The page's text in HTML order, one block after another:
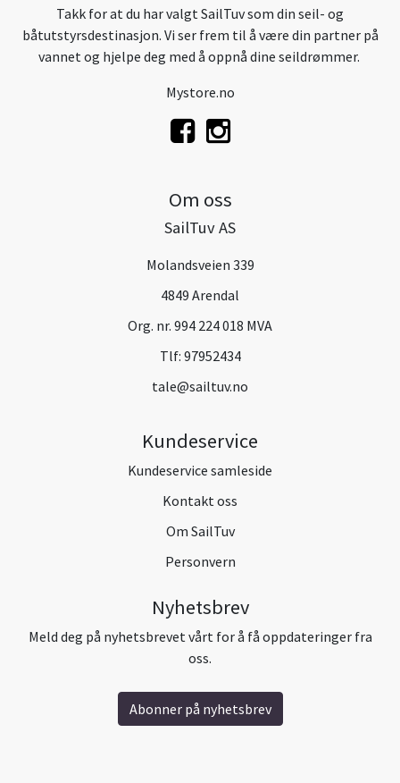
Takk for at du har valgt SailTuv som din seil- og
båtutstyrsdestinasjon. Vi ser frem til å være din partner på
vannet og hjelpe deg med å oppnå dine seildrømmer.
Mystore.no
Om oss
SailTuv AS
Molandsveien 339
4849 Arendal
Org. nr. 994 224 018 MVA
Tlf: 97952434
tale@sailtuv.no
Kundeservice
Kundeservice samleside
Kontakt oss
Om SailTuv
Personvern
Nyhetsbrev
Meld deg på nyhetsbrevet vårt for å få oppdateringer fra
oss.
Abonner på nyhetsbrev